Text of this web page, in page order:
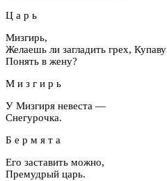
Ц а р ь
Мизгирь,
Желаешь ли загладить грех, Купаву
Понять в жену?
М и з г и р ь
У Мизгиря невеста —
Снегурочка.
Б е р м я т а
Его заставить можно,
Премудрый царь.